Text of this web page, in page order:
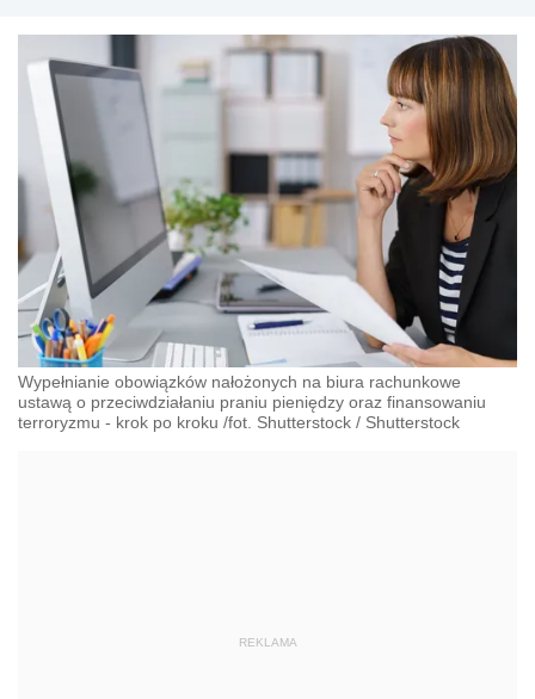
Wypełnianie obowiązków nałożonych na biura rachunkowe
ustawą o przeciwdziałaniu praniu pieniędzy oraz finansowaniu
terroryzmu - krok po kroku /fot. Shutterstock / Shutterstock